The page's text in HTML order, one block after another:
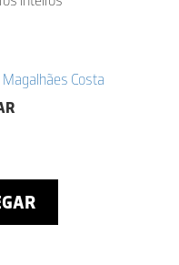
Costa